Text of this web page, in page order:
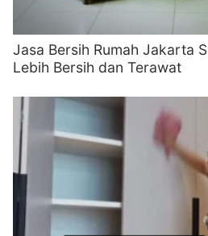
Jasa Bersih Rumah Jakarta
Lebih Bersih dan Terawat